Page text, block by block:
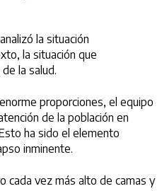
la situación
la situación que
la salud.
proporciones, el equipo
de la población en
ha sido el elemento
inminente.
cada vez más alto de camas y